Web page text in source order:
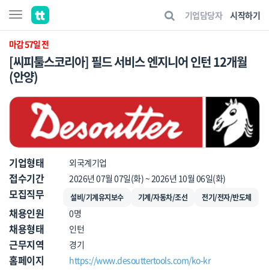
기업담당자 시작하기
마감 57일 전
[씨피툴스코리아] 필드 서비스 엔지니어 인턴 12개월
(안양)
기업형태 외국계기업
접수기간 2026년 07월 07일(화) ~ 2026년 10월 06일(화)
모집직무 설비/기계유지보수 기계/자동차/조선 전기/전자/반도체
채용인원 0명
채용형태 인턴
근무지역 경기
홈페이지 https://www.desouttertools.com/ko-kr